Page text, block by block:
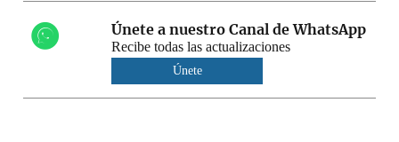
Únete a nuestro Canal de WhatsApp
Recibe todas las actualizaciones
Únete